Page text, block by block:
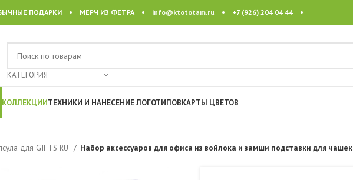
ПОДАРКИ • МЕРЧ ИЗ ФЕТРА • info@ktototam.ru • +7 (926) 204 04 44 •
КАТЕГОРИЯ
КОЛЛЕКЦИИТЕХНИКИ И НАНЕСЕНИЕ ЛОГОТИПОВКАРТЫ ЦВЕТОВ
для GIFTS RU Набор аксессуаров для офиса из войлока и замши подставки для чашек